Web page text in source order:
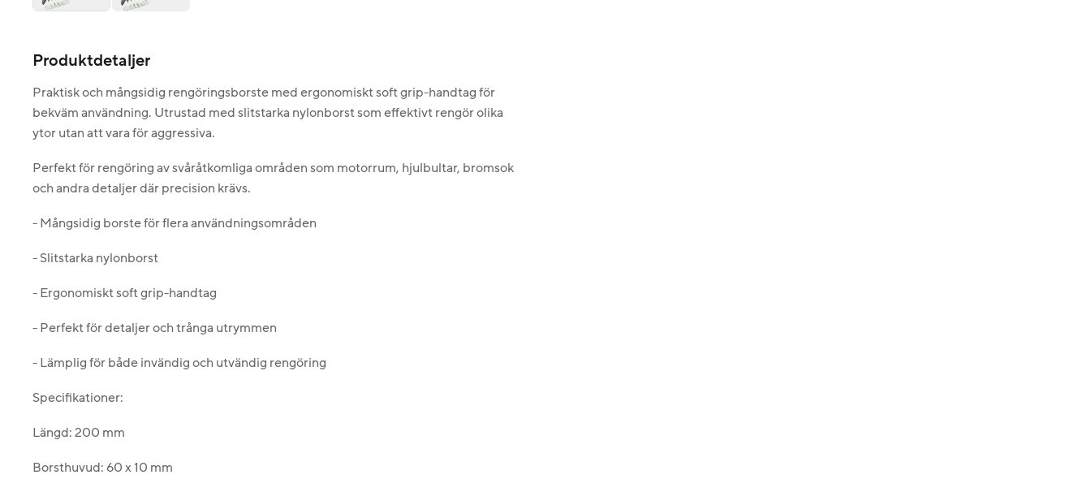
Produktdetaljer
Praktisk och mångsidig rengöringsborste med ergonomiskt soft grip-handtag för
bekväm användning. Utrustad med slitstarka nylonborst som effektivt rengör olika
ytor utan att vara för aggressiva.
Perfekt för rengöring av svåråtkomliga områden som motorrum, hjulbultar, bromsok
och andra detaljer där precision krävs.
- Mångsidig borste för flera användningsområden
- Slitstarka nylonborst
- Ergonomiskt soft grip-handtag
- Perfekt för detaljer och trånga utrymmen
- Lämplig för både invändig och utvändig rengöring
Specifikationer:
Längd: 200 mm
Borsthuvud: 60 x 10 mm